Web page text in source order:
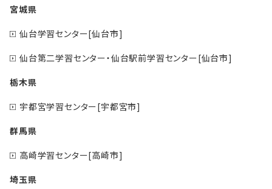
宮城県
仙台学習センター[仙台市]
仙台第二学習センター・仙台駅前学習センター[仙台市]
栃木県
宇都宮学習センター[宇都宮市]
群馬県
高崎学習センター[高崎市]
埼玉県